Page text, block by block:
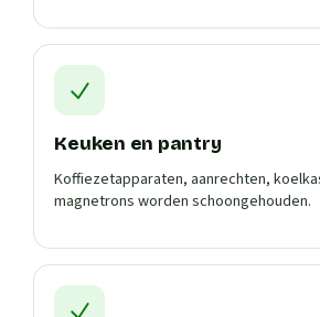
Keuken en pantry
Koffiezetapparaten, aanrechten,
magnetrons worden schoongehouden.